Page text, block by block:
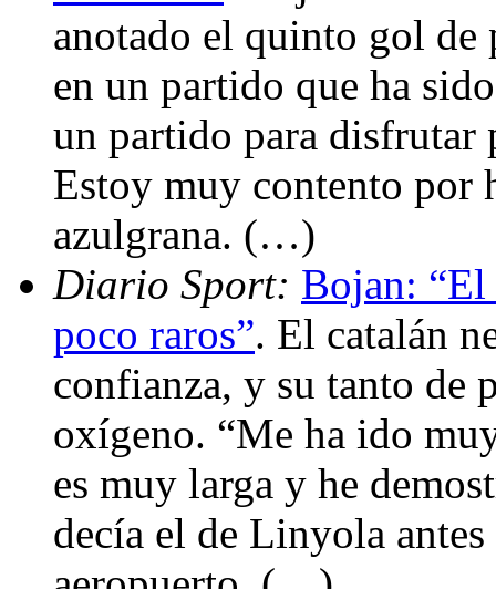
anotado el quinto gol
en un partido que ha
un partido para disfrutar
Estoy muy contento por
azulgrana. (…)
Diario Sport: Bojan:
poco raros”. El catalán
confianza, y su tanto de
oxígeno. “Me ha ido
es muy larga y he
decía el de Linyola